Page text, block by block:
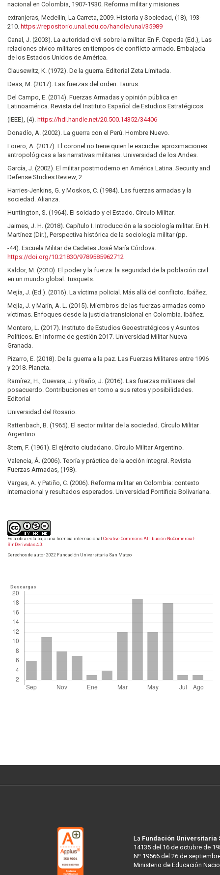
nacional en Colombia, 1907-1930. Reforma militar y misiones
extranjeras, Medellín, La Carreta, 2009. Historia y Sociedad, (18), 193-
210. https://repositorio.unal.edu.co/handle/unal/35989
Canal, J. (2003). La autoridad civil sobre la militar. En F. Cepeda (Ed.), Las
relaciones cívico-militares en tiempos de conflicto armado. Embajada
de los Estados Unidos de América.
Clausewitz, K. (1972). De la guerra. Editorial Zeta Limitada.
Deas, M. (2017). Las fuerzas del orden. Taurus.
Del Campo, E. (2014). Fuerzas Armadas y opinión pública en
Latinoamérica. Revista del Instituto Español de Estudios Estratégicos
(IEEE), (4). https://hdl.handle.net/20.500.14352/34406
Donadío, A. (2002). La guerra con el Perú. Hombre Nuevo.
Forero, A. (2017). El coronel no tiene quien le escuche: aproximaciones
antropológicas a las narrativas militares. Universidad de los Andes.
García, J. (2002). El militar postmoderno en América Latina. Security and
Defense Studies Review, 2.
Harries-Jenkins, G. y Moskos, C. (1984). Las fuerzas armadas y la
sociedad. Alianza.
Huntington, S. (1964). El soldado y el Estado. Círculo Militar.
Jaimes, J. H. (2018). Capítulo I. Introducción a la sociología militar. En H.
Martínez (Dir.), Perspectiva histórica de la sociología militar (pp.
-44). Escuela Militar de Cadetes José María Córdova.
https://doi.org/10.21830/9789585962712
Kaldor, M. (2010). El poder y la fuerza: la seguridad de la población civil
en un mundo global. Tusquets.
Mejía, J. (Ed.). (2016). La víctima policial. Más allá del conflicto. Ibáñez.
Mejía, J. y Marín, A. L. (2015). Miembros de las fuerzas armadas como
víctimas. Enfoques desde la justicia transicional en Colombia. Ibáñez.
Montero, L. (2017). Instituto de Estudios Geoestratégicos y Asuntos
Políticos. En Informe de gestión 2017. Universidad Militar Nueva
Granada.
Pizarro, E. (2018). De la guerra a la paz. Las Fuerzas Militares entre 1996
y 2018. Planeta.
Ramírez, H., Guevara, J. y Riaño, J. (2016). Las fuerzas militares del
posacuerdo. Contribuciones en torno a sus retos y posibilidades.
Editorial
Universidad del Rosario.
Rattenbach, B. (1965). El sector militar de la sociedad. Círculo Militar
Argentino.
Stern, F. (1961). El ejército ciudadano. Círculo Militar Argentino.
Valencia, Á. (2006). Teoría y práctica de la acción integral. Revista
Fuerzas Armadas, (198).
Vargas, A. y Patiño, C. (2006). Reforma militar en Colombia: contexto
internacional y resultados esperados. Universidad Pontificia Bolivariana.
Esta obra está bajo una licencia internacional Creative Commons Atribución-NoComercial-
SinDerivadas 4.0.
Derechos de autor 2022 Fundación Universitaria San Mateo
Descargas
La Fundación Universitaria
14135 del 16 de octubre de
Nº 19566 del 26 de
Ministerio de Educación